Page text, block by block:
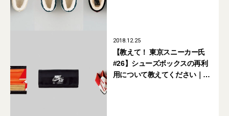
2018.12.25
【教えて！ 東京スニーカー氏
#26】シューズボックスの再利
用について教えてください｜